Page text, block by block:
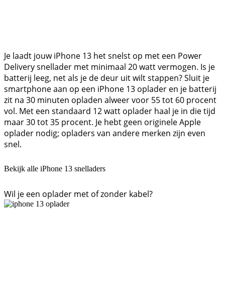
Je laadt jouw iPhone 13 het snelst op met een Power
Delivery snellader met minimaal 20 watt vermogen. Is je
batterij leeg, net als je de deur uit wilt stappen? Sluit je
smartphone aan op een iPhone 13 oplader en je batterij
zit na 30 minuten opladen alweer voor 55 tot 60 procent
vol. Met een standaard 12 watt oplader haal je in die tijd
maar 30 tot 35 procent. Je hebt geen originele Apple
oplader nodig; opladers van andere merken zijn even
snel.
Bekijk alle iPhone 13 snelladers
Wil je een oplader met of zonder kabel?